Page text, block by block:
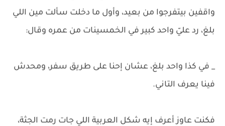
واقفين بيتفرجوا من بعيد، وأول ما دخلت سألت مين اللي
بلغ، رد عليّ واحد كبير في الخمسينات من عمره وقال:
_ في كذا واحد بلغ، عشان إحنا على طريق سفر، ومحدش
فينا يعرف التاني.
فكنت عاوز أعرف إيه شكل العربية اللي جات رمت الجثة،